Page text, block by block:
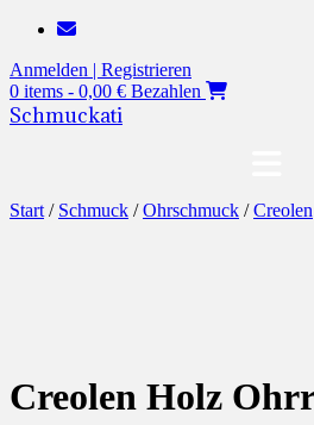
Zum
springen
Anmelden | Registrieren
0 items - 0,00 € Bezahlen
Schmuckati
Start / Schmuck /Ohrschmuck /Creolen
Creolen Holz